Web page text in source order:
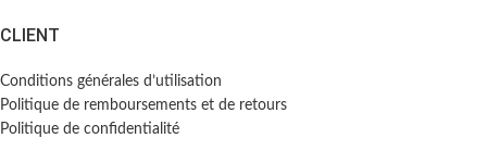
CLIENT
Conditions générales d’utilisation
Politique de remboursements et de retours
Politique de confidentialité